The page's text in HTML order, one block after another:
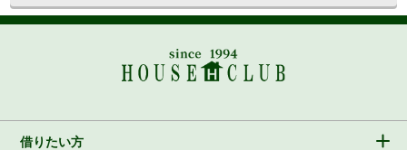
借りたい方